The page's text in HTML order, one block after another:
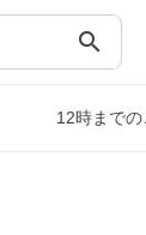
search
12時まで